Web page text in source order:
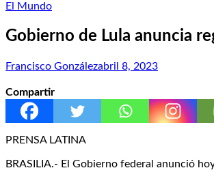
El Mundo
Gobierno de Lula anuncia
Francisco Gonzálezabril 8, 2023
Compartir
PRENSA LATINA
BRASILIA.- El Gobierno federal anunció